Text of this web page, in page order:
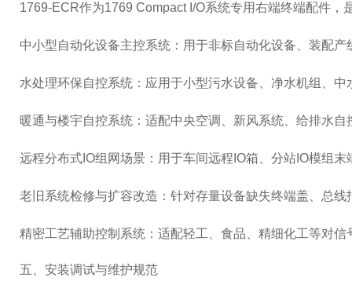
1769-ECR作为1769 Compact I/O系统专用右端终端配件
中小型自动化设备主控系统：用于非标自动化设备、装配
水处理环保自控系统：应用于小型污水设备、净水机组、
暖通与楼宇自控系统：适配中央空调、新风系统、给排水
远程分布式IO组网场景：用于车间远程IO箱、分站IO模组
老旧系统检修与扩容改造：针对存量设备缺失终端盖、总
精密工艺辅助控制系统：适配轻工、食品、精细化工等对
五、安装调试与维护规范